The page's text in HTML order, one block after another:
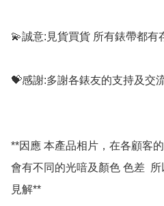
💫誠意:見貨買貨 所有錶帶都有
💝感謝:多謝各錶友的支持及交
**因應 本產品相片，在各顧客
會有不同的光喑及顏色 色差